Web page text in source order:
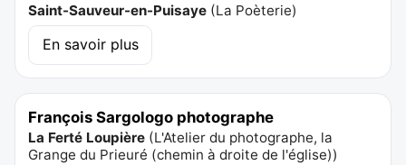
Saint-Sauveur-en-Puisaye (La Poèterie)
En savoir plus
François Sargologo photographe
La Ferté Loupière (L'Atelier du photographe, la
Grange du Prieuré (chemin à droite de l'église))